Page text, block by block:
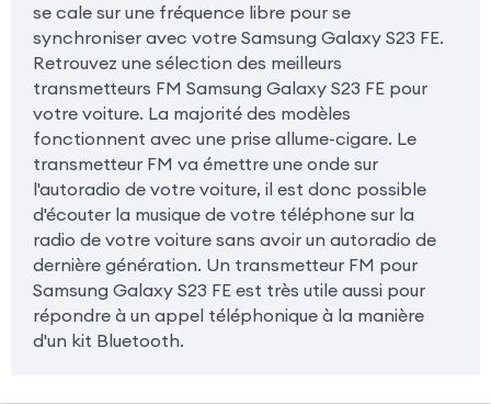
se cale sur une fréquence libre pour se
synchroniser avec votre Samsung Galaxy S23 FE.
Retrouvez une sélection des meilleurs
transmetteurs FM Samsung Galaxy S23 FE pour
votre voiture. La majorité des modèles
fonctionnent avec une prise allume-cigare. Le
transmetteur FM va émettre une onde sur
l'autoradio de votre voiture, il est donc possible
d'écouter la musique de votre téléphone sur la
radio de votre voiture sans avoir un autoradio de
dernière génération. Un transmetteur FM pour
Samsung Galaxy S23 FE est très utile aussi pour
répondre à un appel téléphonique à la manière
d'un kit Bluetooth.